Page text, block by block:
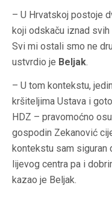
– U Hrvatskoj postoje
koji odskaču iznad
Svi mi ostali smo ne
ustvrdio je Beljak.
– U tom kontekstu,
kršiteljima Ustava i
HDZ – pravomoćno
gospodin Zekanović
kontekstu sam siguran
lijevog centra pa i
kazao je Beljak.